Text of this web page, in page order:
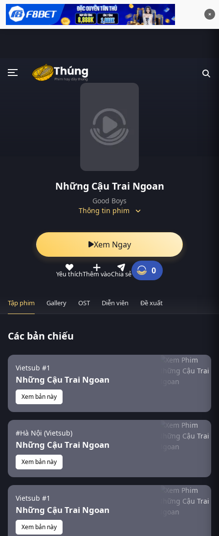
×
Những Cậu Trai Ngoan
Good Boys
Thông tin phim
Xem Ngay
Yêu thíchThêm vàoChia sẻ 0
Tập phim Gallery OST Diễn viên Đề xuất
Các bản chiếu
Vietsub #1
Những Cậu Trai Ngoan
Xem bản này
#Hà Nội (Vietsub)
Những Cậu Trai Ngoan
Xem bản này
Vietsub #1
Những Cậu Trai Ngoan
Xem bản này